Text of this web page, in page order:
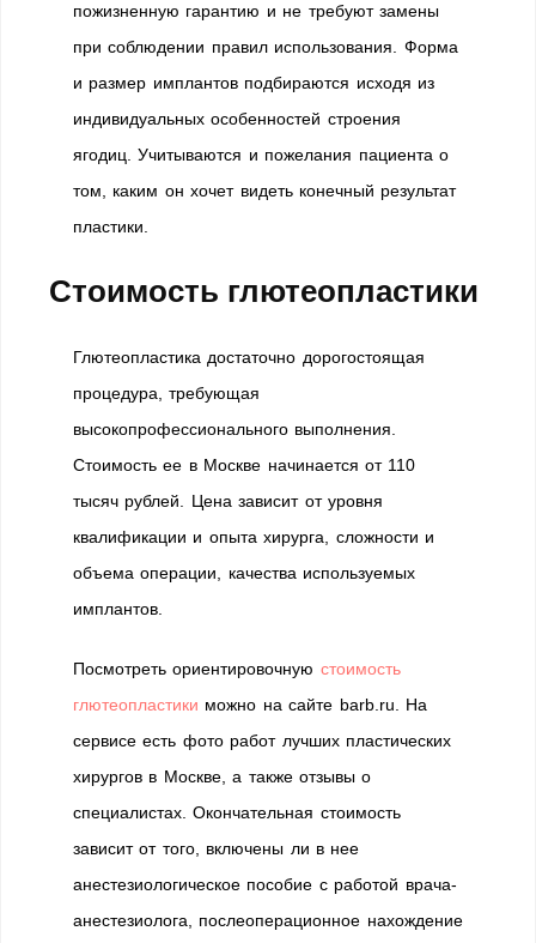
пожизненную гарантию и не требуют замены
при соблюдении правил использования. Форма
и размер имплантов подбираются исходя из
индивидуальных особенностей строения
ягодиц. Учитываются и пожелания пациента о
том, каким он хочет видеть конечный результат
пластики.
Стоимость глютеопластики
Глютеопластика достаточно дорогостоящая
процедура, требующая
высокопрофессионального выполнения.
Стоимость ее в Москве начинается от 110
тысяч рублей. Цена зависит от уровня
квалификации и опыта хирурга, сложности и
объема операции, качества используемых
имплантов.
Посмотреть ориентировочную стоимость
глютеопластики можно на сайте barb.ru. На
сервисе есть фото работ лучших пластических
хирургов в Москве, а также отзывы о
специалистах. Окончательная стоимость
зависит от того, включены ли в нее
анестезиологическое пособие с работой врача-
анестезиолога, послеоперационное нахождение